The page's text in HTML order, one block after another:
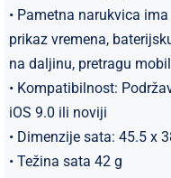
• Pametna narukvica
prikaz vremena,
na daljinu, pretragu
• Kompatibilnost:
iOS 9.0 ili noviji
• Dimenzije sata: 45.5 x
• Težina sata 42 g